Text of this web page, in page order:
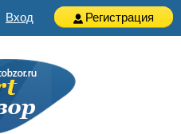
Вход Регистрация